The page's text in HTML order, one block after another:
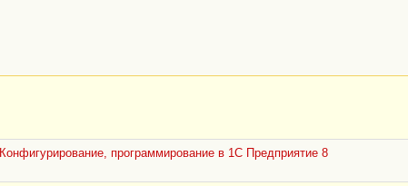
Конфигурирование, программирование в 1С Предприятие 8